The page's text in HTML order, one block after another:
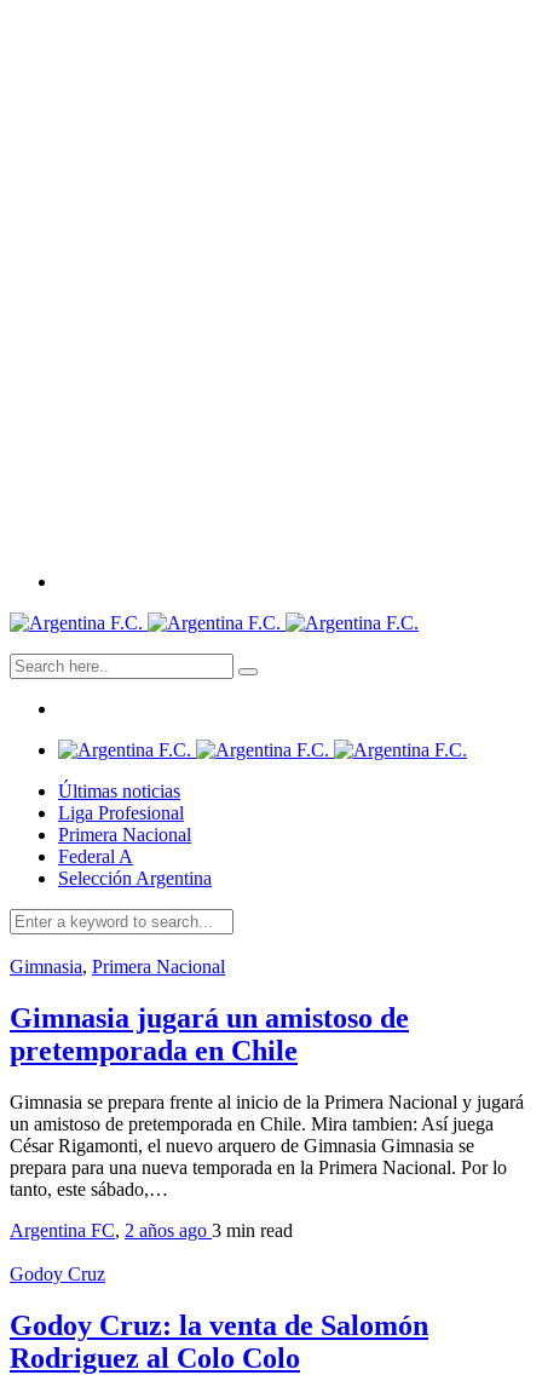
Últimas noticias
Liga Profesional
Primera Nacional
Federal A
Selección Argentina
Gimnasia, Primera Nacional
Gimnasia jugará un amistoso de
pretemporada en Chile
Gimnasia se prepara frente al inicio de la Primera Nacional y jugará
un amistoso de pretemporada en Chile. Mira tambien: Así juega
César Rigamonti, el nuevo arquero de Gimnasia Gimnasia se
prepara para una nueva temporada en la Primera Nacional. Por lo
tanto, este sábado,…
Argentina FC, 2 años ago 3 min read
Godoy Cruz
Godoy Cruz: la venta de Salomón
Rodriguez al Colo Colo